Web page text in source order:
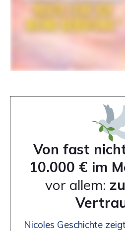
Von fast
10.000 € im
vor allem:
Nicoles Geschichte